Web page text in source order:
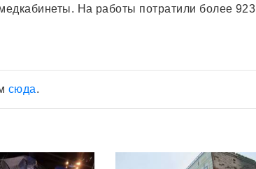
На работы потратили более 923
сюда.